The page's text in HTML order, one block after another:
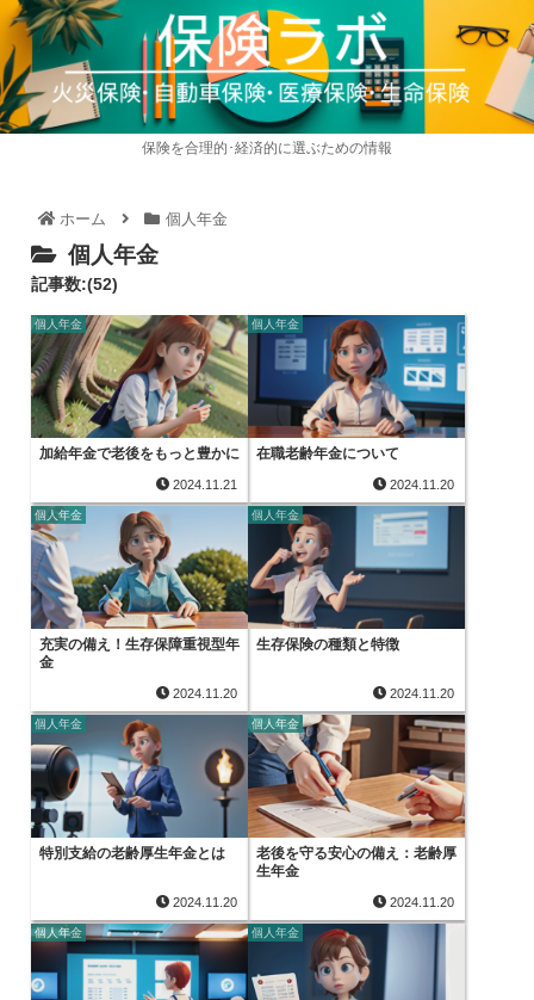
保険を合理的･経済的に選ぶための情報
ホーム 個人年金
個人年金
記事数:(52)
個人年金
加給年金で老後をもっと豊かに
2024.11.21
個人年金
在職老齢年金について
2024.11.20
個人年金
充実の備え！生存保障重視型年
金
2024.11.20
個人年金
生存保険の種類と特徴
2024.11.20
個人年金
特別支給の老齢厚生年金とは
2024.11.20
個人年金
老後を守る安心の備え：老齢厚
生年金
2024.11.20
個人年金 個人年金